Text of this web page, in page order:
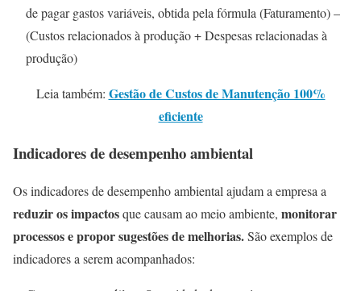
de pagar gastos variáveis, obtida pela fórmula (Faturamento) –
(Custos relacionados à produção + Despesas relacionadas à
produção)
Leia também: Gestão de Custos de Manutenção 100%
eficiente
Indicadores de desempenho ambiental
Os indicadores de desempenho ambiental ajudam a empresa a
reduzir os impactosque causam ao meio ambiente, monitorar
processos e propor sugestões de melhorias.São exemplos de
indicadores a serem acompanhados: